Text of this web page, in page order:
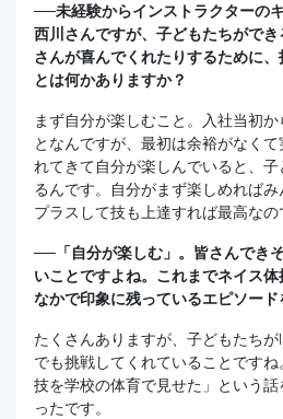
──未経験からインストラクターの
西川さんですが、子どもたちがで
さんが喜んでくれたりするために
とは何かありますか？
まず自分が楽しむこと。入社当初
となんですが、最初は余裕がなく
れてきて自分が楽しんでいると、
るんです。自分がまず楽しめれば
プラスして技も上達すれば最高なの
──「自分が楽しむ」。皆さんでき
いことですよね。これまでネイス
なかで印象に残っているエピソード
たくさんありますが、子どもたち
でも挑戦してくれていることです
技を学校の体育で見せた」という
ったです。